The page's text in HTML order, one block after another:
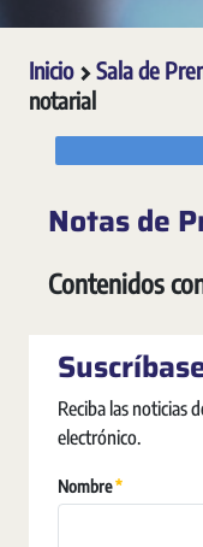
Inicio Sala de
notarial
Notas de
Contenidos
Reciba las noticias
electrónico.
Nombre Requerido